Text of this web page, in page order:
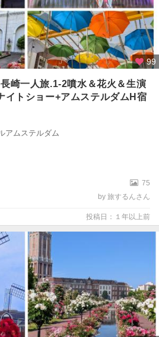
99
崎一人旅.1-2噴水＆花火＆生演
イトショー+アムステルダムH宿
アムステルダム
75
by 旅するんさん
投稿日：１年以上前